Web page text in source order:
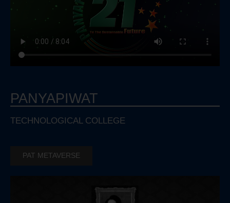
PANYAPIWAT
TECHNOLOGICAL COLLEGE
PAT METAVERSE